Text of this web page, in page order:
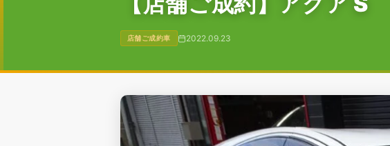
店舗ご成約車 2022.09.23